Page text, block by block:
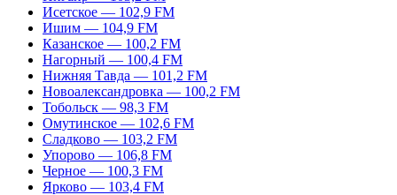
Исетское — 102,9 FM
Ишим — 104,9 FM
Казанское — 100,2 FM
Нагорный — 100,4 FM
Нижняя Тавда — 101,2 FM
Новоалександровка — 100,2 FM
Тобольск — 98,3 FM
Омутинское — 102,6 FM
Сладково — 103,2 FM
Упорово — 106,8 FM
Черное — 100,3 FM
Ярково — 103,4 FM